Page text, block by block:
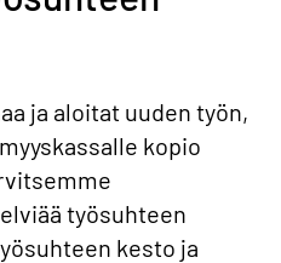
ja aloitat uuden työn,
kopio
työsuhteen
kesto ja